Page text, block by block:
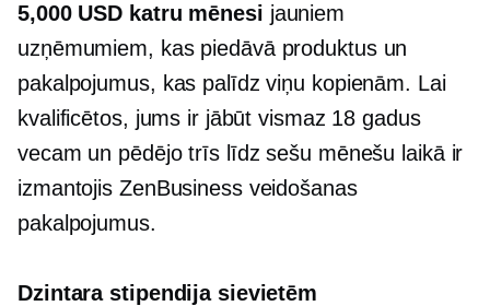
5,000 USD katru mēnesi jauniem
uzņēmumiem, kas piedāvā produktus un
pakalpojumus, kas palīdz viņu kopienām. Lai
kvalificētos, jums ir jābūt vismaz 18 gadus
vecam un pēdējo trīs līdz sešu mēnešu laikā ir
izmantojis ZenBusiness veidošanas
pakalpojumus.
Dzintara stipendija sievietēm